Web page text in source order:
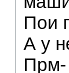
Пои
А у